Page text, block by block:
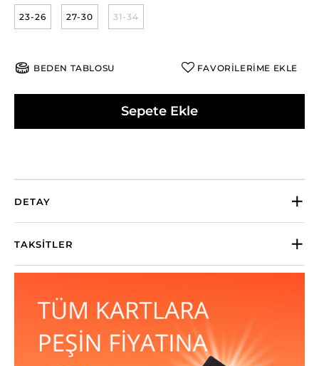
23-26 27-30 31-34
BEDEN TABLOSU FAVORİLERİME EKLE
Sepete Ekle
DETAY
TAKSITLER